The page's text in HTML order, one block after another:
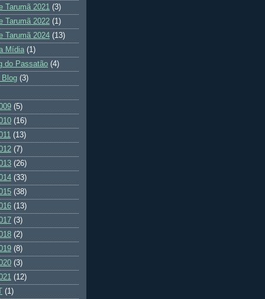
Tarumã 2021 (3)
Tarumã 2022 (1)
Tarumã 2024 (13)
Mídia (1)
do Passatão (4)
Blog (3)
(5)
(16)
(13)
(7)
(26)
(33)
(38)
(13)
(3)
(2)
(8)
(3)
(12)
(1)